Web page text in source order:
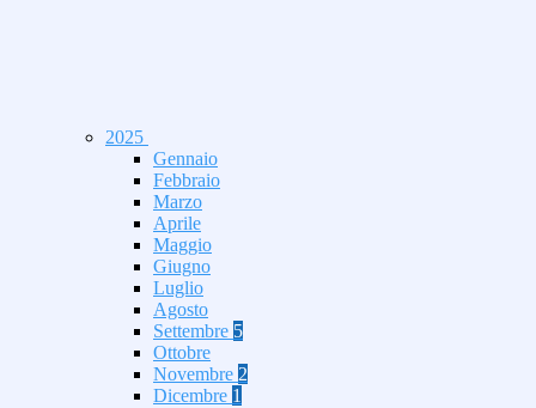
2025
Gennaio
Febbraio
Marzo
Aprile
Maggio
Giugno
Luglio
Agosto
Settembre 5
Ottobre
Novembre 2
Dicembre 1